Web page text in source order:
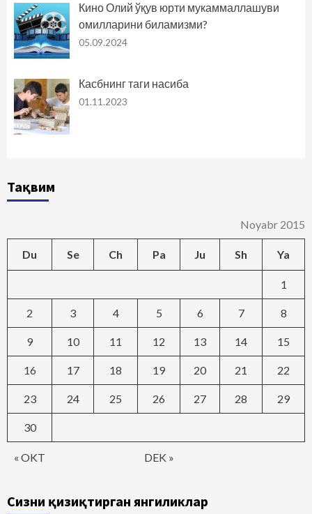
Кино Олий ўқув юрти мукаммаллашуви
омилларини биламизми?
05.09.2024
Касбнинг таги насиба
01.11.2023
Тақвим
Noyabr 2015
Du Se Ch Pa Ju Sh Ya
« OKT DEK »
1
2 3 4 5 6 7 8
9 10 11 12 13 14 15
16 17 18 19 20 21 22
23 24 25 26 27 28 29
30
Сизни қизиқтирган янгиликлар